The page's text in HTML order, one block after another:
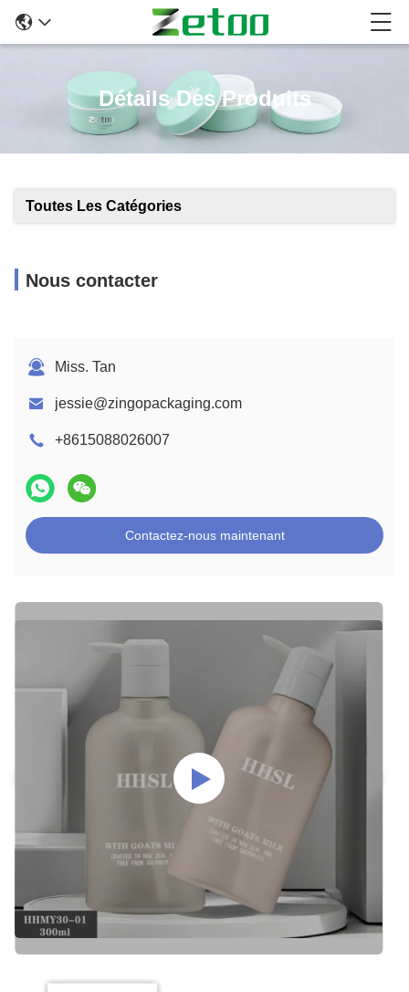
Détails Des Produits
Toutes Les Catégories
Nous contacter
Miss. Tan
jessie@zingopackaging.com
+8615088026007
Contactez-nous maintenant